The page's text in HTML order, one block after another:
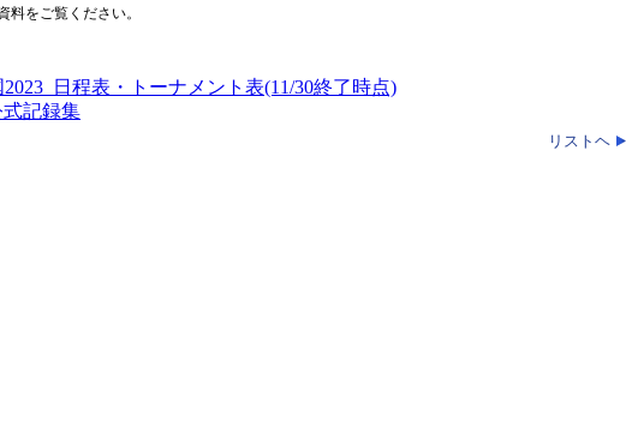
料をご覧ください。
日程表・トーナメント表(11/30終了時点)
式記録集
リストヘ